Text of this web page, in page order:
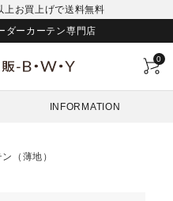
お買上げで送料無料
ダーカーテン専門店
0
INFORMATION
（薄地）